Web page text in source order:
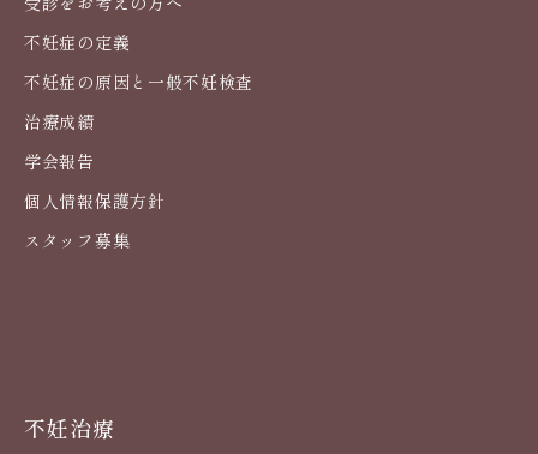
不妊症の定義
不妊症の原因と一般不妊検査
治療成績
学会報告
個人情報保護方針
スタッフ募集
不妊治療